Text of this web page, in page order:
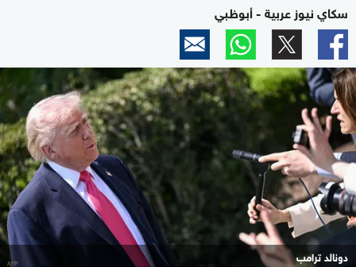
سكاي نيوز عربية - أبوظبي
دونالد ترامب